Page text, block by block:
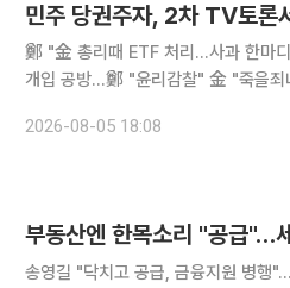
민주 당권주자, 2차 TV토론
鄭 "金 총리때 ETF 처리…사과 한마
개입 공방…鄭 "윤리감찰" 金 "죽을죄냐"
드(ETF) 사태 책임론, 신천지 경선 개
2026-08-05 18:08
부동산엔 한목소리 "공급
송영길 "닥치고 공급, 금융지원 병행"…정청래